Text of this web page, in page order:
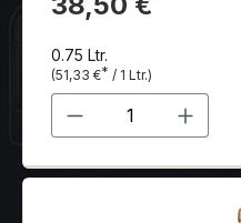
Wein mit langem Abgang.
0.75 Ltr.
(51,33 €* / 1 Ltr.)
Produkt